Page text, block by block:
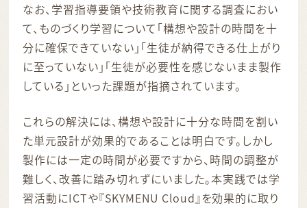
なお、学習指導要領や技術教育に関する調査におい
て、ものづくり学習について「構想や設計の時間を十
分に確保できていない」「生徒が納得できる仕上がり
に至っていない」「生徒が必要性を感じないまま製作
している」といった課題が指摘されています。
これらの解決には、構想や設計に十分な時間を割い
た単元設計が効果的であることは明白です。しかし
製作には一定の時間が必要ですから、時間の調整が
難しく、改善に踏み切れずにいました。本実践では学
習活動にICTや『SKYMENU Cloud』を効果的に取り